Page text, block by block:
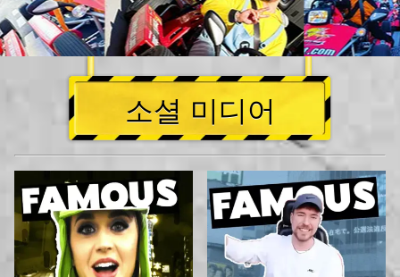
소셜 미디어